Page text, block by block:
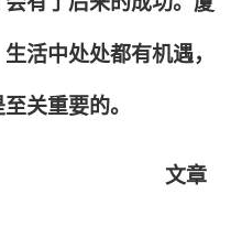
活中处处都有机遇，
关重要的。
文章